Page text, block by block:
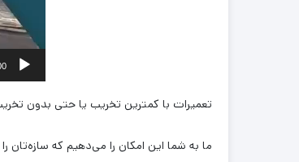
تعمیرات با کمترین تخریب یا حتی بدون
ما به شما این امکان را می‌دهیم که سازه‌تان